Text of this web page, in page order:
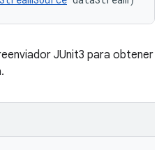
JUnit3 para obtener